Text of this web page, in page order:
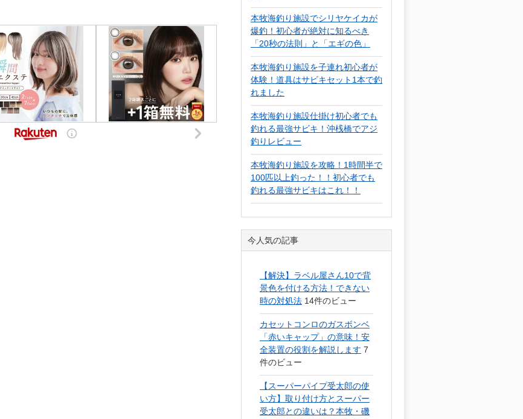
本牧海釣り施設でシリヤケイカが
爆釣！初心者が絶対に知るべき
「20秒の法則」と「エギの色」
本牧海釣り施設を子連れ初心者が
体験！道具はサビキセット1本で釣
れました
本牧海釣り施設仕掛け初心者でも
釣れる最強サビキ！沖桟橋でアジ
釣りレビュー
本牧海釣り施設を攻略！1時間半で
100匹以上釣った！！初心者でも
釣れる最強サビキはこれ！！
今人気の記事
【解決】ラベル屋さん10で背
景色を付ける方法！できない
時の対処法 14件のビュー
カセットコンロのガスボンベ
「赤いキャップ」の意味！安
全装置の役割を解説します 7
件のビュー
【スーパーパイプ受太郎の使
い方】取り付け方とスーパー
受太郎との違いは？本牧・磯